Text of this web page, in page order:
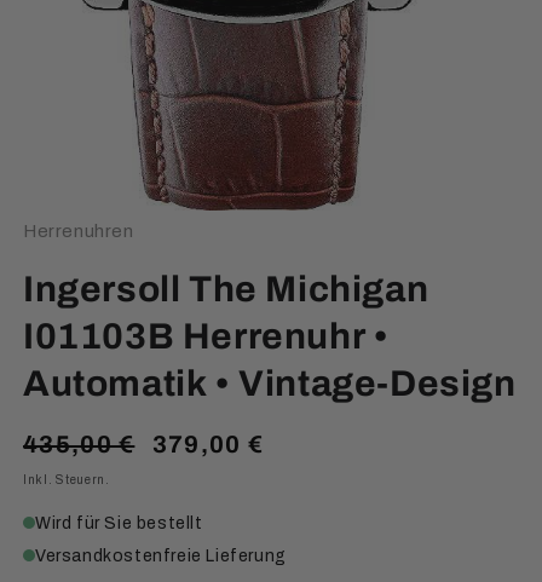
Herrenuhren
Ingersoll The Michigan
I01103B Herrenuhr •
Automatik • Vintage-Design
Normaler
435,00 € Verkaufspreis
379,00 €
Inkl. Steuern.
Wird für Sie bestellt
Versandkostenfreie Lieferung